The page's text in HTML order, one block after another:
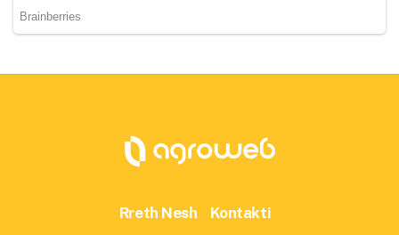
Rreth Nesh Kontakti